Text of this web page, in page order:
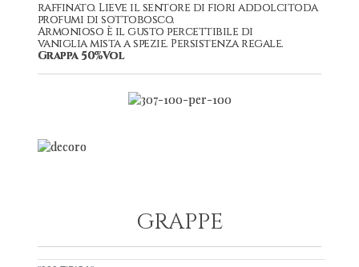
raffinato. Lieve il sentore di fiori addolcitoda
profumi di sottobosco.
Armonioso è il gusto percettibile di
vaniglia mista a spezie. Persistenza regale.
Grappa 50%Vol
GRAPPE